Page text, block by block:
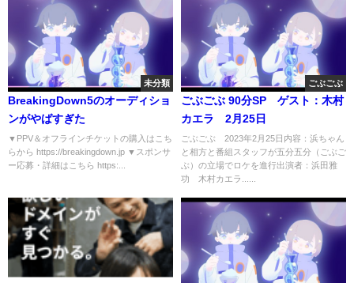
未分類
BreakingDown5のオーディショ
ンがやばすぎた
▼PPV＆オフラインチケットの購入はこち
らから https://breakingdown.jp ▼スポンサ
ー応募・詳細はこちら https:...
ごぶごぶ
ごぶごぶ 90分SP ゲスト：木村
カエラ 2月25日
ごぶごぶ 2023年2月25日内容：浜ちゃん
と相方と番組スタッフが五分五分（ごぶご
ぶ）の立場でロケを進行出演者：浜田雅
功 木村カエラ......